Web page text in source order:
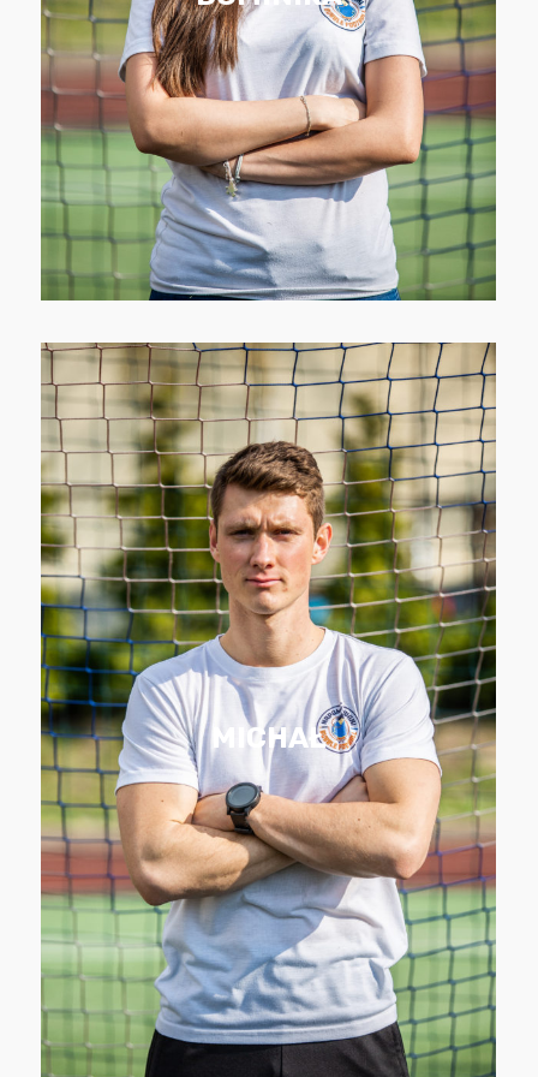
treningów, zajęć oraz urodzin – dzięki jej
pomocy zawsze wszystko jest dopięte
na ostatni guzik. Nieoceniona i
niezastąpiona w napompowanej
drużynie.
MICHAŁ
Absolwent Akademii Wychowania
Fizycznego w Warszawie, który ze
sportem związany jest od
najmłodszych lat. Początkowe szlify
zdobywał jako wieloletni zawodnik m.in.
Legii Warszawa, aby później rozpocząć
przygodę jako trener. Od ośmiu lat
związany z jedną z warszawskich
akademii piłkarskich gdzie spełnia się
jako pasjonat pracy z najmłodszymi
oraz zdobywa kolejne doświadczenia
podczas licznych staży oraz
merytorycznych szkoleń. Wykazuje
dużą kreatywność podczas zajęć, a
także zawsze pamięta o dobrej
zabawie!